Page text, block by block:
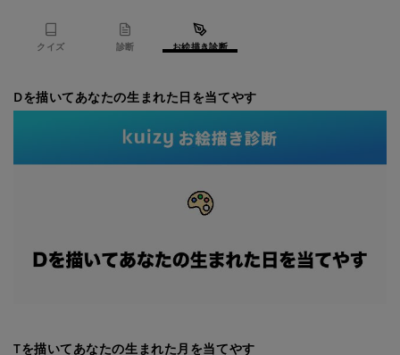
クイズ 診断 お絵描き診断
Dを描いてあなたの生まれた日を当てやす
Tを描いてあなたの生まれた月を当てやす